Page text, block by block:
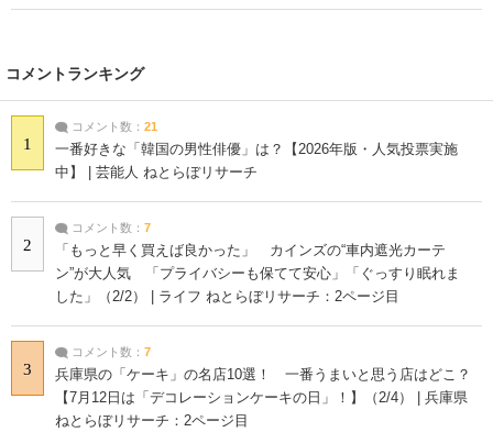
コメントランキング
1
コメント数： 21
一番好きな「韓国の男性俳優」は？【2026年版・人気投票実施
中】 | 芸能人 ねとらぼリサーチ
2
コメント数： 7
「もっと早く買えば良かった」 カインズの“車内遮光カーテ
ン”が大人気 「プライバシーも保てて安心」「ぐっすり眠れま
した」（2/2） | ライフ ねとらぼリサーチ：2ページ目
3
コメント数： 7
兵庫県の「ケーキ」の名店10選！ 一番うまいと思う店はどこ？
【7月12日は「デコレーションケーキの日」！】（2/4） | 兵庫県
ねとらぼリサーチ：2ページ目